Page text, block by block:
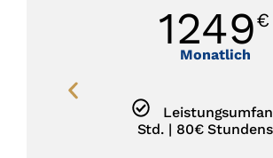
1249 €
Monatlich
Leistungsumfang 10
Std. | 80€ Stundensatz